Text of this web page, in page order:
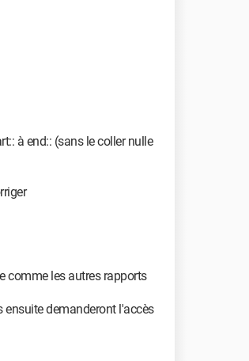
à end:: (sans le coller nulle
comme les autres rapports
ensuite demanderont l'accès